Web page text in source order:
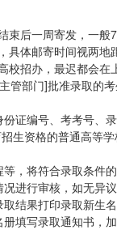
束后一周寄发，一
具体邮寄时间视两
校招办，最迟都会
管部门]批准录取的
证编号、考考号、
生资格的普通高等学
，将符合录取条件
进行审核，如无异
结果打印录取新生
填写录取通知书，